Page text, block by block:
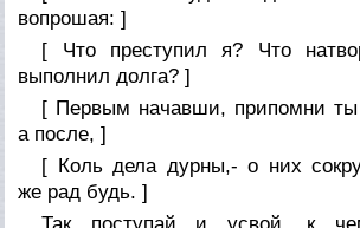
вопрошая: ]
[ Что преступил я? Что
выполнил долга? ]
[ Первым начавши, припомни ты
а после, ]
[ Коль дела дурны,- о них
же рад будь. ]